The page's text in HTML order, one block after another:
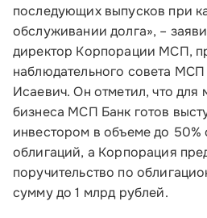
Телефон:
8 800 100-11-00
по будням с 10:00 до 19:00
Почтовый адрес:
последующих выпусков при
обслуживании долга», –
директор Корпорации МСП,
наблюдательного совета
Исаевич. Он отметил, что для
бизнеса МСП Банк готов
инвестором в объеме до 50%
облигаций, а Корпорация
поручительство по
сумму до 1 млрд рублей.